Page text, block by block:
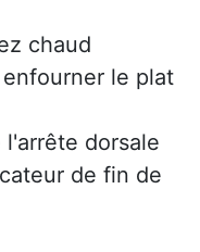
chaud
le plat
dorsale
de fin de